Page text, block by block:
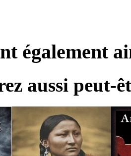
également
aussi peut-